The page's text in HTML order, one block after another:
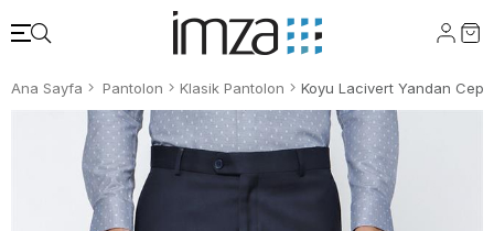
Ana Sayfa Pantolon Klasik Pantolon